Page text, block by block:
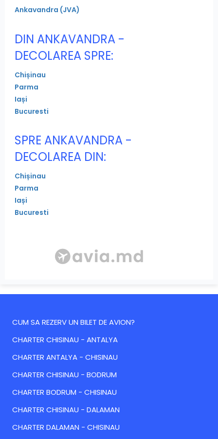
Ankavandra (JVA)
DIN ANKAVANDRA -
DECOLAREA SPRE:
Chișinau
Parma
Iași
Bucuresti
SPRE ANKAVANDRA -
DECOLAREA DIN:
Chișinau
Parma
Iași
Bucuresti
CUM SA REZERV UN BILET DE AVION?
CHARTER CHISINAU - ANTALYA
CHARTER ANTALYA - CHISINAU
CHARTER CHISINAU - BODRUM
CHARTER BODRUM - CHISINAU
CHARTER CHISINAU - DALAMAN
CHARTER DALAMAN - CHISINAU